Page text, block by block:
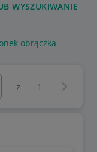
WYSZUKIWANIE
obrączka
z 1